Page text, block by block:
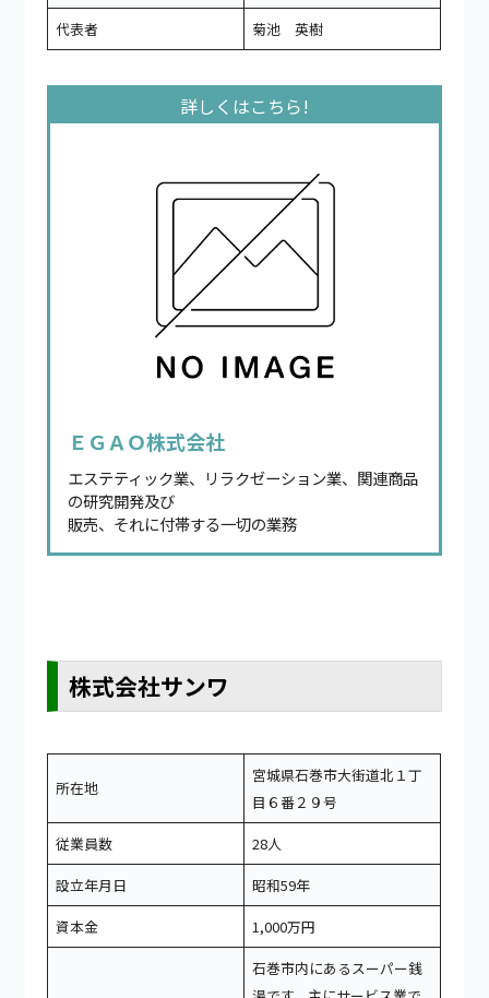
代表者
菊池 英樹
ＥＧＡＯ株式会社
エステティック業、リラクゼーション業、関連商品
の研究開発及び
販売、それに付帯する一切の業務
株式会社サンワ
所在地
宮城県石巻市大街道北１丁
目６番２９号
従業員数
28人
設立年月日
昭和59年
資本金
1,000万円
石巻市内にあるスーパー銭